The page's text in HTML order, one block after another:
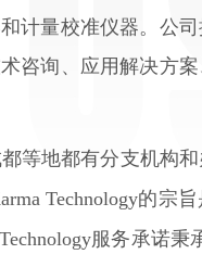
计量校准仪器。公
咨询、应用解决方
等地都有分支机构
Technology的宗
服务承诺秉